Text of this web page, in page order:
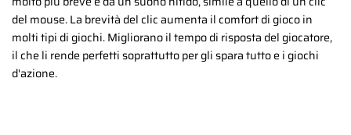
del mouse. La brevità del clic aumenta il comfort di gioco in
molti tipi di giochi. Migliorano il tempo di risposta del giocatore,
il che li rende perfetti soprattutto per gli spara tutto e i giochi
d'azione.